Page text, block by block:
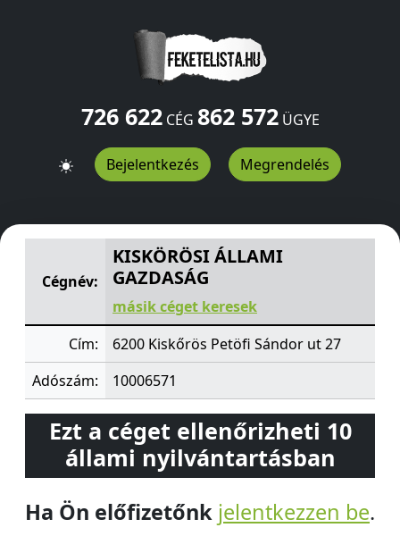
726 622CÉG 862 572ÜGYE
Bejelentkezés Megrendelés
KISKÖRÖSI ÁLLAMI GAZDASÁG Petöfi Sándor ut 27
Cégnév:
KISKÖRÖSI ÁLLAMI
GAZDASÁG
másik céget keresek
Cím:
6200 Kiskőrös Petöfi Sándor ut 27
Adószám:
10006571
Ezt a céget ellenőrizheti 10
állami nyilvántartásban
Ha Ön előfizetőnk jelentkezzen be.